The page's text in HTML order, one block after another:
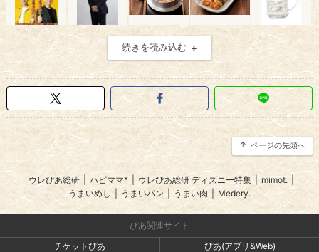
続きを読み込む
ページの先頭へ
ウレぴあ総研 | ハピママ* ウレぴあ総研 ディズニー特集 | mimot. |
うまいめし
うまいパン | うまい肉 | Medery.
ぴあ関連サイト
チケットぴあ
ぴあ(アプリ&Web)